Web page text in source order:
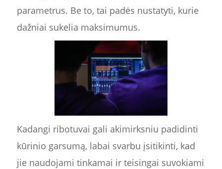
parametrus. Be to, tai padės nustatyti, kurie
dažniai sukelia maksimumus.
Kadangi ribotuvai gali akimirksniu padidinti
kūrinio garsumą, labai svarbu įsitikinti, kad
jie naudojami tinkamai ir teisingai suvokiami